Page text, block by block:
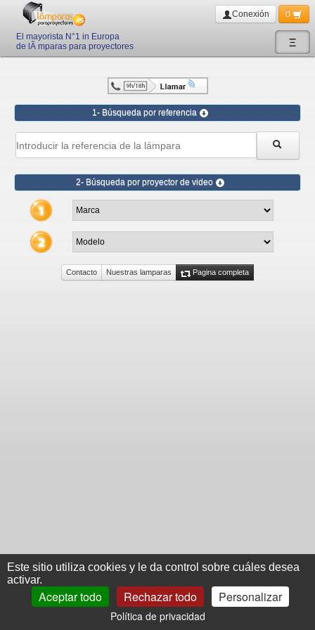
Ξ
El mayorista N°1 in Europa
de lÃ mparas para proyectores
Conexión 0
1- Búsqueda por referencia
2- Búsqueda por proyector de video
Contacto Nuestras lamparas Pagina completa
Este sitio utiliza cookies y le da control sobre cuáles desea
activar.
Aceptar todo Rechazar todo Personalizar
Política de privacidad